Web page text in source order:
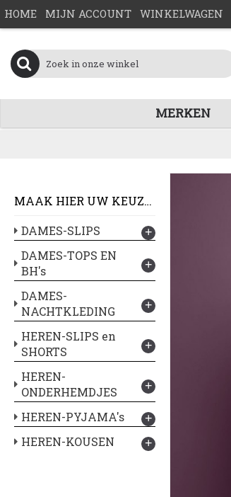
HOME MIJN ACCOUNT WINKELWAGEN
MERKEN
MAAK HIER UW KEUZE :
DAMES-SLIPS
+
DAMES-TOPS EN
BH's
+
DAMES-
NACHTKLEDING
+
HEREN-SLIPS en
SHORTS
+
HEREN-
ONDERHEMDJES
+
HEREN-PYJAMA's +
HEREN-KOUSEN +